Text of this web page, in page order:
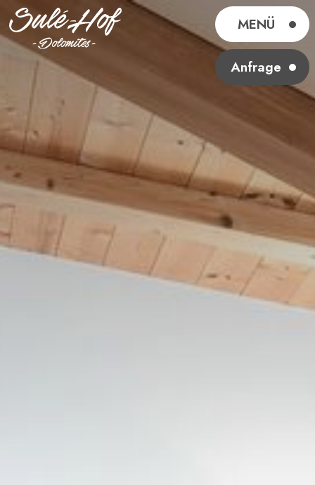
MENÜ
Anfrage
Sulé-Hof
Über uns
Aufenthalt
Frühstück
Erlebnisse